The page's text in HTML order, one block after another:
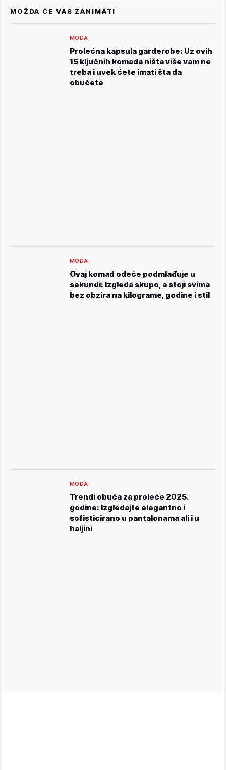
MODA
Prolećna kapsula garderobe: Uz ovih
15 ključnih komada ništa više vam ne
treba i uvek ćete imati šta da
MODA
Ovaj komad odeće podmlađuje u
sekundi: Izgleda skupo, a stoji svima
MODA
Trendi obuća za proleće 2025.
godine: Izgledajte elegantno i
sofisticirano u pantalonama ali i u